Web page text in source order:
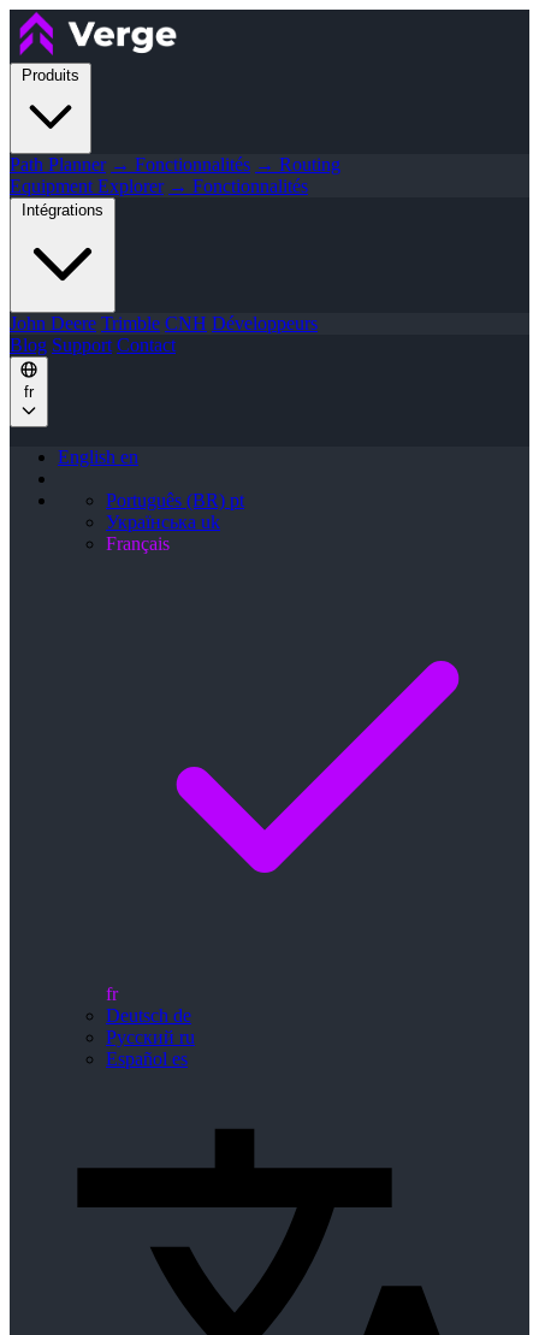
Produits
Path Planner → Fonctionnalités → Routing
Equipment Explorer → Fonctionnalités
Intégrations
John Deere Trimble CNH Développeurs
Blog Support Contact
fr
English en
Português (BR) pt
Українська uk
Français
fr
Deutsch de
Русский ru
Español es